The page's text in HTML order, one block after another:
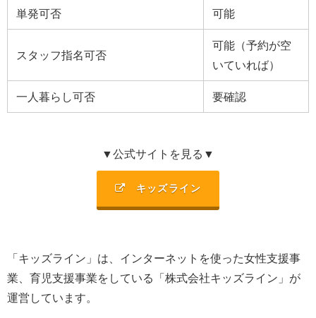
単発可否 可能
スタッフ指名可否
可能（予約が空
いていれば）
一人暮らし可否 要確認
▼公式サイトを見る▼
キッズライン
「キッズライン」は、 インターネットを使った女性支援事
業、育児支援事業を している「株式会社キッズライン 」が
運営しています。